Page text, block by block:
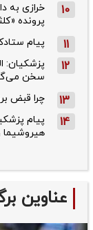
10
خرازی به
پرونده
11 پیام
12
پزشکیان:
سخن
13 چرا قبض
14
پیام
هیروشیما
عناوین